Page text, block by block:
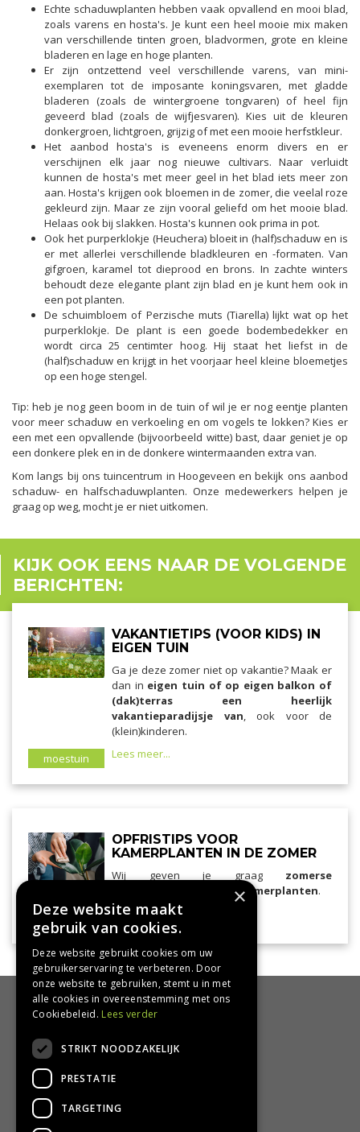
Echte schaduwplanten hebben vaak opvallend en mooi blad,
zoals varens en hosta's. Je kunt een heel mooie mix maken
van verschillende tinten groen, bladvormen, grote en kleine
bladeren en lage en hoge planten.
Er zijn ontzettend veel verschillende varens, van mini-
exemplaren tot de imposante koningsvaren, met gladde
bladeren (zoals de wintergroene tongvaren) of heel fijn
geveerd blad (zoals de wijfjesvaren). Kies uit de kleuren
donkergroen, lichtgroen, grijzig of met een mooie herfstkleur.
Het aanbod hosta's is eveneens enorm divers en er
verschijnen elk jaar nog nieuwe cultivars. Naar verluidt
kunnen de hosta's met meer geel in het blad iets meer zon
aan. Hosta's krijgen ook bloemen in de zomer, die veelal roze
gekleurd zijn. Maar ze zijn vooral geliefd om het mooie blad.
Helaas ook bij slakken. Hosta's kunnen ook prima in pot.
Ook het purperklokje (Heuchera) bloeit in (half)schaduw en is
er met allerlei verschillende bladkleuren en -formaten. Van
gifgroen, karamel tot dieprood en brons. In zachte winters
behoudt deze elegante plant zijn blad en je kunt hem ook in
een pot planten.
De schuimbloem of Perzische muts (Tiarella) lijkt wat op het
purperklokje. De plant is een goede bodembedekker en
wordt circa 25 centimter hoog. Hij staat het liefst in de
(half)schaduw en krijgt in het voorjaar heel kleine bloemetjes
op een hoge stengel.
Tip: heb je nog geen boom in de tuin of wil je er nog eentje planten
voor meer schaduw en verkoeling en om vogels te lokken? Kies er
een met een opvallende (bijvoorbeeld witte) bast, daar geniet je op
een donkere plek en in de donkere wintermaanden extra van.
Kom langs bij ons tuincentrum in Hoogeveen en bekijk ons aanbod
schaduw- en halfschaduwplanten. Onze medewerkers helpen je
graag op weg, mocht je er niet uitkomen.
KIJK OOK EENS NAAR DE VOLGENDE
BERICHTEN:
moestuin
VAKANTIETIPS (VOOR KIDS) IN
EIGEN TUIN
Ga je deze zomer niet op vakantie? Maak er
dan in eigen tuin of op eigen balkon of
(dak)terras een heerlijk
vakantieparadijsje van, ook voor de
(klein)kinderen.
Lees meer...
kamerplanten
OPFRISTIPS VOOR
KAMERPLANTEN IN DE ZOMER
Wij geven je graag zomerse
verzorgingstips voor je kamerplanten.
Lees meer...
HANDIG
Bezorgen en afhalen
Retourbeleid
Algemene voorwaarden
Privacy Policy
Privacy statement
×
Deze website maakt
gebruik van cookies.
Deze website gebruikt cookies om uw
gebruikerservaring te verbeteren. Door
onze website te gebruiken, stemt u in met
alle cookies in overeenstemming met ons
Cookiebeleid. Lees verder
STRIKT NOODZAKELIJK
PRESTATIE
TARGETING